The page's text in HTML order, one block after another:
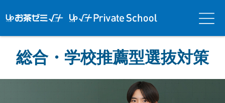
ミ√＋（ルー
（ルータス）PS
メニ
ュー
総合・学校推薦型選抜対策